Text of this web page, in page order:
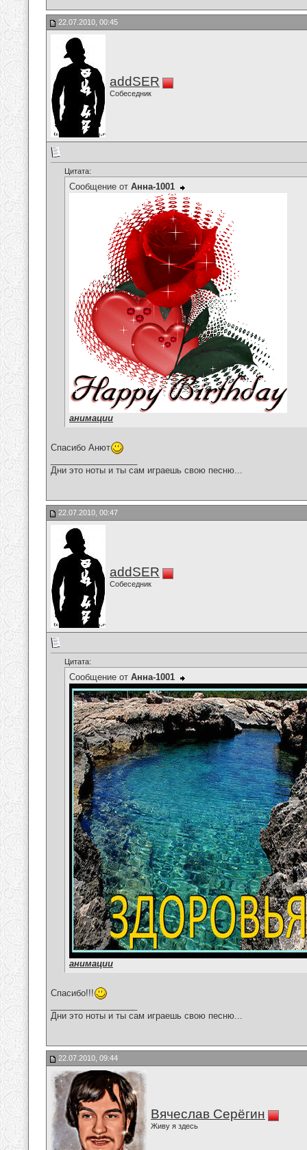
22.07.2010, 00:45
addSER
Собеседник
Цитата:
Сообщение от Анна-1001
анимации
Спасибо Анют
Дни это ноты и ты сам играешь свою песню...
22.07.2010, 00:47
addSER
Собеседник
Цитата:
Сообщение от Анна-1001
анимации
Спасибо!!!
Дни это ноты и ты сам играешь свою песню...
22.07.2010, 09:44
Вячеслав Серёгин
Живу я здесь